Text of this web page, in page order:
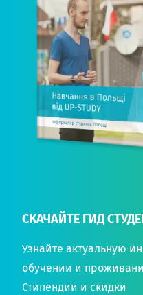
СКАЧАЙТЕ ГИД
Узнайте актуальную
обучении и
Стипендии и скидки